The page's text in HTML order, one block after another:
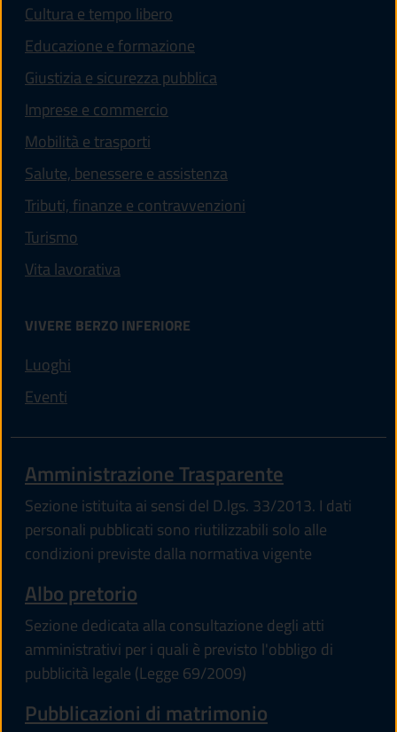
Cultura e tempo libero
Educazione e formazione
Giustizia e sicurezza pubblica
Imprese e commercio
Mobilità e trasporti
Salute, benessere e assistenza
Tributi, finanze e contravvenzioni
Turismo
Vita lavorativa
VIVERE BERZO INFERIORE
Luoghi
Eventi
Amministrazione Trasparente
Sezione istituita ai sensi del D.lgs. 33/2013. I dati
personali pubblicati sono riutilizzabili solo alle
condizioni previste dalla normativa vigente
Albo pretorio
Sezione dedicata alla consultazione degli atti
amministrativi per i quali è previsto l'obbligo di
pubblicità legale (Legge 69/2009)
Pubblicazioni di matrimonio